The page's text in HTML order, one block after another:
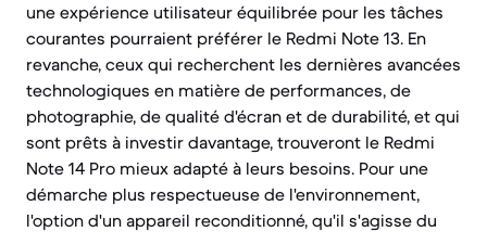
une expérience utilisateur équilibrée pour les tâches
courantes pourraient préférer le Redmi Note 13. En
revanche, ceux qui recherchent les dernières avancées
technologiques en matière de performances, de
photographie, de qualité d'écran et de durabilité, et qui
sont prêts à investir davantage, trouveront le Redmi
Note 14 Pro mieux adapté à leurs besoins. Pour une
démarche plus respectueuse de l'environnement,
l'option d'un appareil reconditionné, qu'il s'agisse du